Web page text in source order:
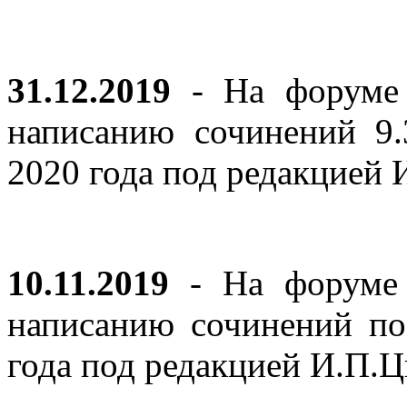
31.12.2019 - На форуме
написанию сочинений
2020 года под
10.11.2019 - На форуме
написанию сочинений
года под редакцией